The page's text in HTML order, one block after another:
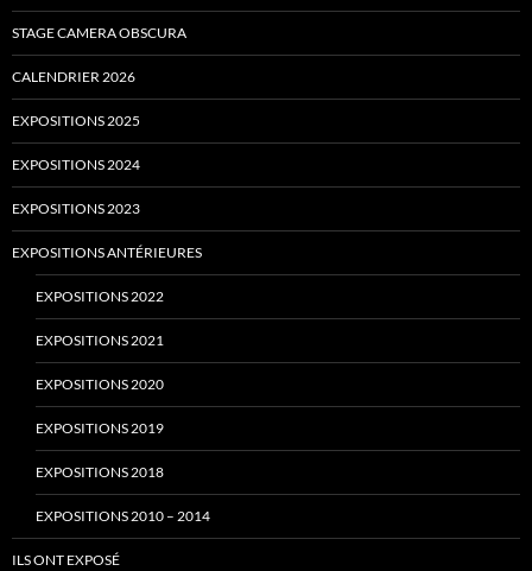
STAGE CAMERA OBSCURA
CALENDRIER 2026
EXPOSITIONS 2025
EXPOSITIONS 2024
EXPOSITIONS 2023
EXPOSITIONS ANTÉRIEURES
EXPOSITIONS 2022
EXPOSITIONS 2021
EXPOSITIONS 2020
EXPOSITIONS 2019
EXPOSITIONS 2018
EXPOSITIONS 2010 – 2014
ILS ONT EXPOSÉ